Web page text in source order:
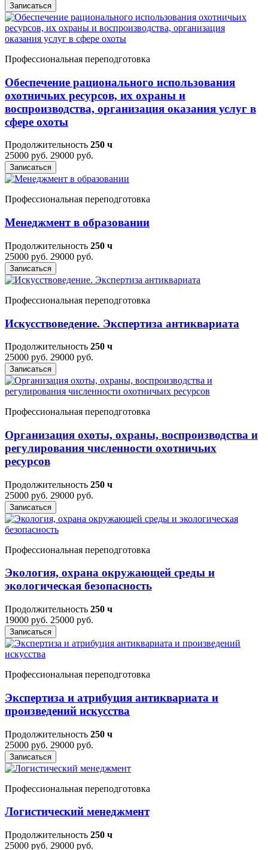
Записаться
Профессиональная переподготовка
Обеспечение рационального использования
охотничьих ресурсов, их охраны и
воспроизводства, организация оказания услуг в
сфере охоты
Продолжительность 250 ч
25000 руб. 29000 руб.
Записаться
Профессиональная переподготовка
Менеджмент в образовании
Продолжительность 250 ч
25000 руб. 29000 руб.
Записаться
Профессиональная переподготовка
Искусствоведение. Экспертиза антиквариата
Продолжительность 250 ч
25000 руб. 29000 руб.
Записаться
Профессиональная переподготовка
Организация охоты, охраны, воспроизводства и
регулирования численности охотничьих
ресурсов
Продолжительность 250 ч
25000 руб. 29000 руб.
Записаться
Профессиональная переподготовка
Экология, охрана окружающей среды и
экологическая безопасность
Продолжительность 250 ч
19000 руб. 25000 руб.
Записаться
Профессиональная переподготовка
Экспертиза и атрибуция антиквариата и
произведений искусства
Продолжительность 250 ч
25000 руб. 29000 руб.
Записаться
Профессиональная переподготовка
Логистический менеджмент
Продолжительность 250 ч
25000 руб. 29000 руб.